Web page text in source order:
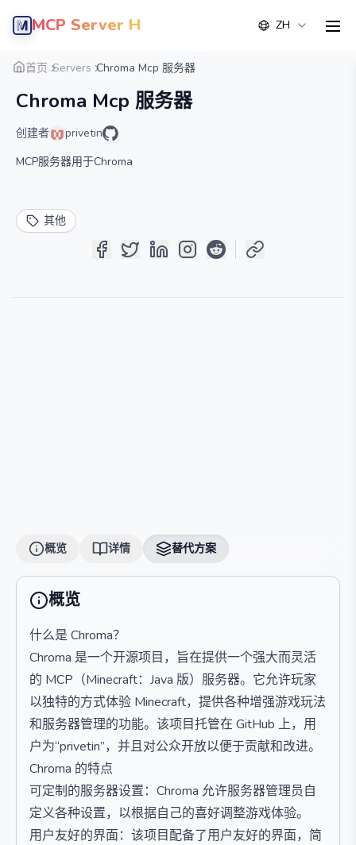
MCP Server Hub ZH
首页 Servers Chroma Mcp 服务器
Chroma Mcp 服务器
创建者
privetin
MCP服务器用于Chroma
其他
概览 详情
概览 详情 替代方案
概览
什么是 Chroma？
Chroma 是一个开源项目，旨在提供一个强大而灵活
的 MCP（Minecraft：Java 版）服务器。它允许玩家
以独特的方式体验 Minecraft，提供各种增强游戏玩法
和服务器管理的功能。该项目托管在 GitHub 上，用
户为“privetin”，并且对公众开放以便于贡献和改进。
Chroma 的特点
可定制的服务器设置：Chroma 允许服务器管理员自
定义各种设置，以根据自己的喜好调整游戏体验。
用户友好的界面：该项目配备了用户友好的界面，简